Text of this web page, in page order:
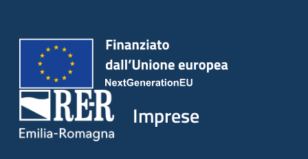
Imprese